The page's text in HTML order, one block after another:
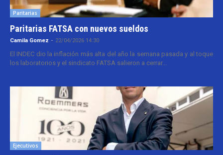
Paritarias
Paritarias FATSA con nuevos sueldos
Camila Gomez - 22/04/2026 14:30
El INDEC dio la inflación más alta del año la semana pasada y al toque
los laboratorios y el sindicato FATSA salieron a cerrar...
Ejecutivos